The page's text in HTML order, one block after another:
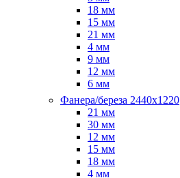
18 мм
15 мм
21 мм
4 мм
9 мм
12 мм
6 мм
Фанера/береза 2440х1220
21 мм
30 мм
12 мм
15 мм
18 мм
4 мм